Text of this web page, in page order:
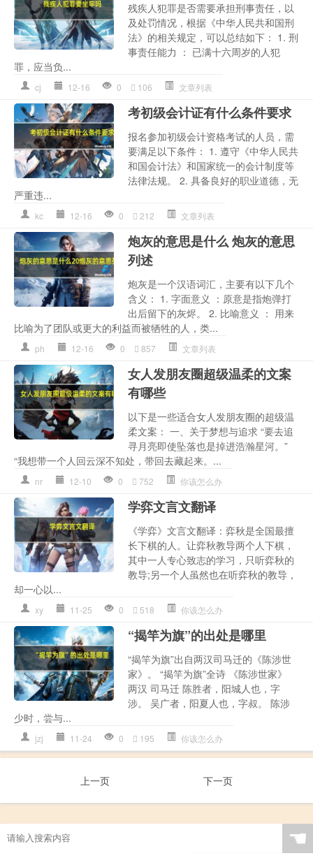
残疾人犯罪是否需要承担刑事责任，以
及处罚情况，根据《中华人民共和国刑
法》的相关规定，可以总结如下： 1. 刑
事责任能力 ： 已满十六周岁的人犯
罪，应当负...
cj 12-16 0 106 文章列表
考初级会计证有什么条件要求
报名参加初级会计资格考试的人员，需
要满足以下条件： 1. 遵守《中华人民共
和国会计法》和国家统一的会计制度等
法律法规。 2. 具备良好的职业道德，无
严重违...
kc 12-16 0 212 文章列表
炮灰的意思是什么 炮灰的意思
列述
炮灰是一个汉语词汇，主要有以下几个
含义： 1. 字面意义 ：原意是指炮弹打
出后留下的灰烬。 2. 比喻意义 ： 用来
比喻为了团队或更大的利益而被牺牲的人，类...
ph 12-16 0 857 文章列表
女人发朋友圈超级温柔的文案
有哪些
以下是一些适合女人发朋友圈的超级温
柔文案： 一、关于梦想与追求 “要去追
寻月亮即使坠落也是掉进浩瀚星河。”
“我想带一个人回云深不知处，带回去藏起来。...
nr 12-10 0 752 你该怎么办
学弈文言文翻译
《学弈》文言文翻译：弈秋是全国最擅
长下棋的人。让弈秋教导两个人下棋，
其中一人专心致志的学习，只听弈秋的
教导;另一个人虽然也在听弈秋的教导，
却一心以...
xy 11-25 0 518 你该怎么办
“揭竿为旗”的出处是哪里
“揭竿为旗”出自两汉司马迁的《陈涉世
家》。 “揭竿为旗”全诗 《陈涉世家》
两汉 司马迁 陈胜者，阳城人也，字
涉。 吴广者，阳夏人也，字叔。 陈涉
少时，尝与...
jzj 11-24 0 195 你该怎么办
上一页 下一页
☚